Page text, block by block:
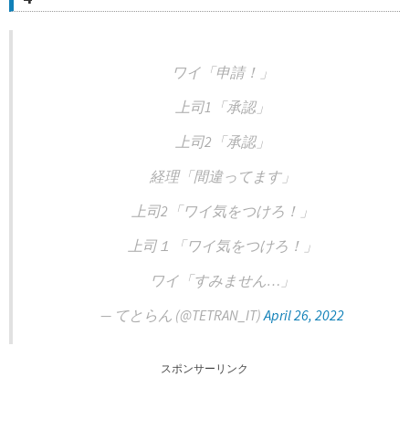
ワイ「申請！」
上司1「承認」
上司2「承認」
経理「間違ってます」
上司2「ワイ気をつけろ！」
上司１「ワイ気をつけろ！」
ワイ「すみません…」
— てとらん (@TETRAN_IT)April 26, 2022
スポンサーリンク